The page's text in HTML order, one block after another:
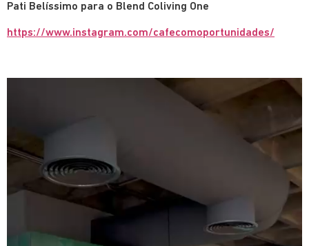
Pati Belíssimo para o Blend Coliving One
https://www.instagram.com/cafecomoportunidades/